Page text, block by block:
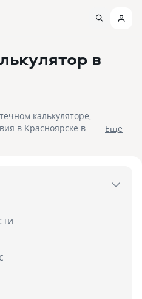
в
калькуляторе,
в Красноярске в
Eщё